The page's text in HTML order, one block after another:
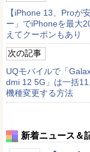
【iPhone 13、Proが
ー」でiPhoneを最大
えてクーポンもあり
次の記事
UQモバイルで「
dmi 12 5G」は一括
機種変更する方法
新着ニュース＆